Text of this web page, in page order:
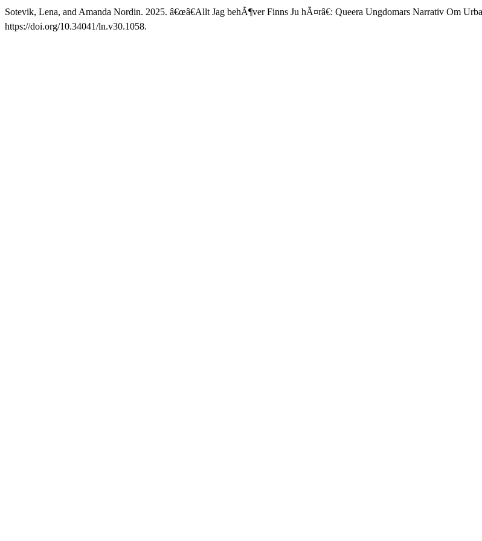
Sotevik, Lena, and Amanda Nordin. 2025. â€œâ€Allt Jag behÃ¶ver Finns Ju hÃ¤râ€: Queera Ungdomars Narrativ Om
https://doi.org/10.34041/ln.v30.1058.